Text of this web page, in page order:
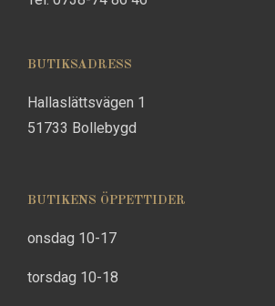
BUTIKSADRESS
Hallaslättsvägen 1
51733 Bollebygd
BUTIKENS ÖPPETTIDER
onsdag 10-17
torsdag 10-18